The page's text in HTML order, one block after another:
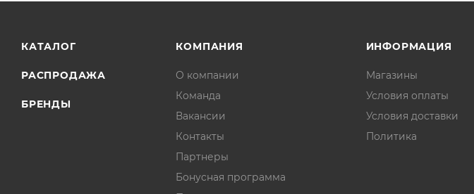
КАТАЛОГ
РАСПРОДАЖА
БРЕНДЫ
КОМПАНИЯ
О компании
Команда
Вакансии
Контакты
Партнеры
Бонусная программа
ИНФОРМАЦИЯ
Магазины
Условия оплаты
Условия доставки
Политика